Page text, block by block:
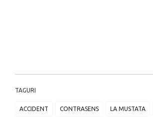
TAGURI
ACCIDENT CONTRASENS LA MUSTATA